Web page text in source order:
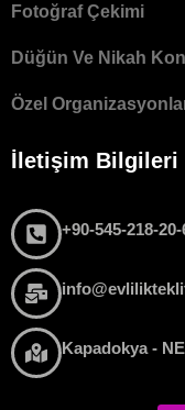
Fotoğraf Çekimi
Düğün Ve Nikah
Özel
İletişim Bilgileri
+90-545-218-20-
Kapadokya -